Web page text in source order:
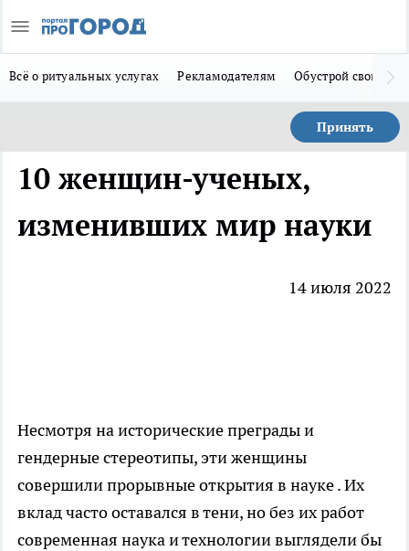
Всё о ритуальных услугах Рекламодателям Обустрой свой дом
Принять
10 женщин-ученых,
изменивших мир науки
14 июля 2022
Несмотря на исторические преграды и
гендерные стереотипы, эти женщины
совершили прорывные открытия в науке. Их
вклад часто оставался в тени, но без их работ
современная наука и технологии выглядели бы